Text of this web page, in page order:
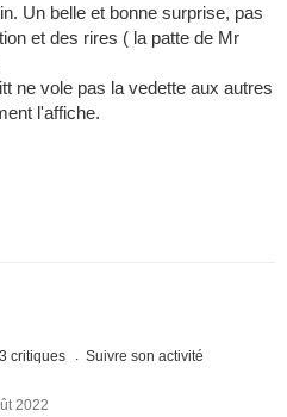
Un belle et bonne surprise, pas
et des rires ( la patte de Mr
ne vole pas la vedette aux autres
l'affiche.
critiques Suivre son activité
2022